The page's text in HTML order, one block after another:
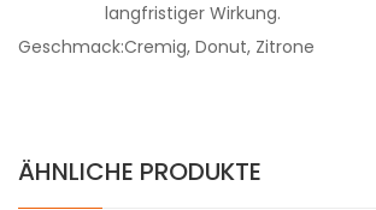
langfristiger Wirkung.
Geschmack:Cremig, Donut, Zitrone
ÄHNLICHE PRODUKTE